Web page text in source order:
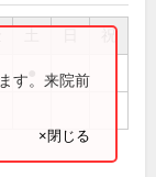
祝
す。来院前
×閉じる